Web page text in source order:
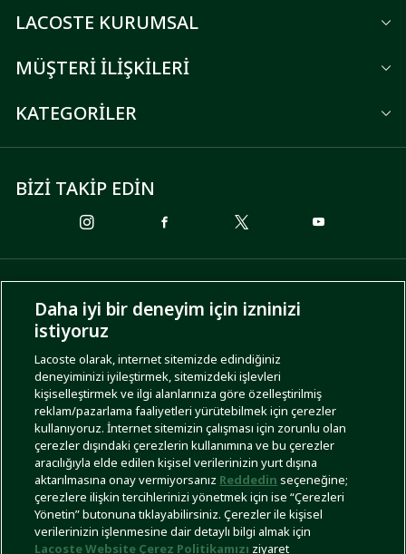
LACOSTE KURUMSAL
MÜŞTERİ İLİŞKİLERİ
KATEGORİLER
BİZİ TAKİP EDİN
ÖDEME SEÇENEKLERİ
KARGO SEÇENEKLERİ
İşlem RehberiSite HaritasıKullanım ŞartlarıGizlilik Politikası
Daha iyi bir deneyim için izninizi
istiyoruz
Lacoste olarak, internet sitemizde edindiğiniz
deneyiminizi iyileştirmek, sitemizdeki işlevleri
kişiselleştirmek ve ilgi alanlarınıza göre özelleştirilmiş
reklam/pazarlama faaliyetleri yürütebilmek için çerezler
kullanıyoruz. İnternet sitemizin çalışması için zorunlu olan
çerezler dışındaki çerezlerin kullanımına ve bu çerezler
aracılığıyla elde edilen kişisel verilerinizin yurt dışına
aktarılmasına onay vermiyorsanız Reddedin seçeneğine;
çerezlere ilişkin tercihlerinizi yönetmek için ise “Çerezleri
Yönetin” butonuna tıklayabilirsiniz. Çerezler ile kişisel
verilerinizin işlenmesine dair detaylı bilgi almak için
Lacoste Website Çerez Politikamızı ziyaret